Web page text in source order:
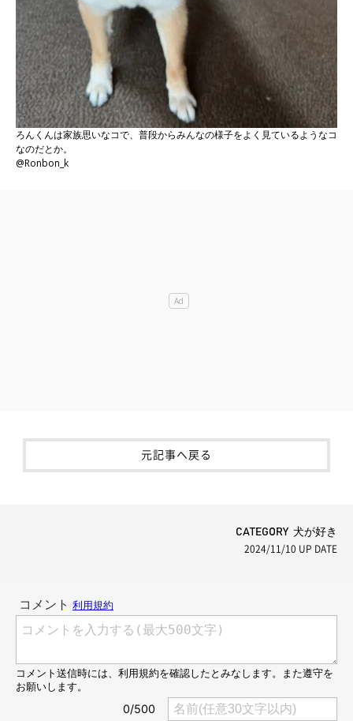
ろんくんは家族思いなコで、普段からみんなの様子をよく見ているようなコ
なのだとか。
@Ronbon_k
元記事へ戻る
CATEGORY 犬が好き
2024/11/10 UP DATE